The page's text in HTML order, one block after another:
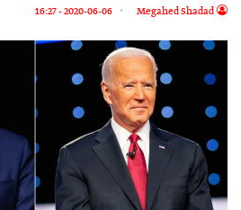
Megahed Shadad
2020-06-06 - 16:27